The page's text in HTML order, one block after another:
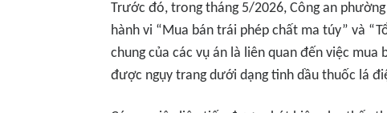
Trước đó, trong tháng 5/2026, Công an
hành vi “Mua bán trái phép chất ma túy” và
chung của các vụ án là liên quan đến việc mua
được ngụy trang dưới dạng tinh dầu thuốc lá